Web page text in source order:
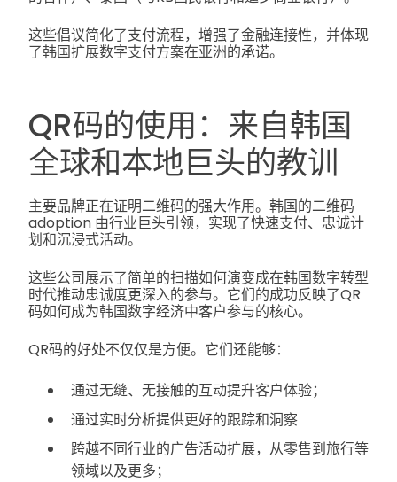
这些倡议简化了支付流程，增强了金融连接性，并体现
了韩国扩展数字支付方案在亚洲的承诺。
QR码的使用：来自韩国
全球和本地巨头的教训
主要品牌正在证明二维码的强大作用。韩国的二维码
adoption 由行业巨头引领，实现了快速支付、忠诚计
划和沉浸式活动。
这些公司展示了简单的扫描如何演变成在韩国数字转型
时代推动忠诚度更深入的参与。它们的成功反映了QR
码如何成为韩国数字经济中客户参与的核心。
QR码的好处不仅仅是方便。它们还能够：
通过无缝、无接触的互动提升客户体验；
通过实时分析提供更好的跟踪和洞察
跨越不同行业的广告活动扩展，从零售到旅行等
领域以及更多；